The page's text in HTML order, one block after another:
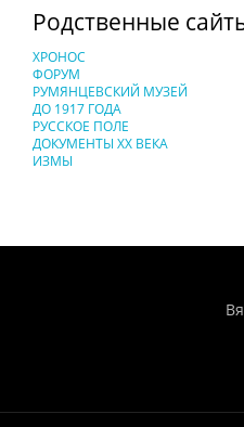
Родственные
ХРОНОС
ФОРУМ
РУМЯНЦЕВСКИЙ МУЗЕЙ
ДО 1917 ГОДА
РУССКОЕ ПОЛЕ
ДОКУМЕНТЫ XX ВЕКА
ИЗМЫ